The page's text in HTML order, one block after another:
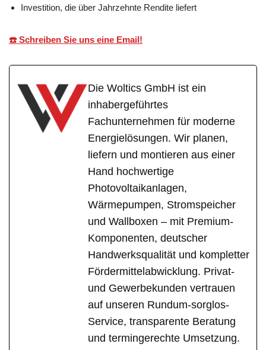
Investition, die über Jahrzehnte Rendite liefert
☎️ Schreiben Sie uns eine Email!
Die Woltics GmbH ist ein
inhabergeführtes
Fachunternehmen für moderne
Energielösungen. Wir planen,
liefern und montieren aus einer
Hand hochwertige
Photovoltaikanlagen,
Wärmepumpen, Stromspeicher
und Wallboxen – mit Premium-
Komponenten, deutscher
Handwerksqualität und kompletter
Fördermittelabwicklung. Privat-
und Gewerbekunden vertrauen
auf unseren Rundum-sorglos-
Service, transparente Beratung
und termingerechte Umsetzung.